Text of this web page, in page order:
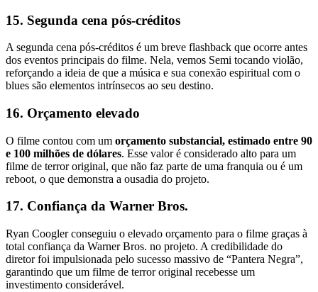
15. Segunda cena pós-créditos
A segunda cena pós-créditos é um breve flashback que ocorre antes
dos eventos principais do filme. Nela, vemos Semi tocando violão,
reforçando a ideia de que a música e sua conexão espiritual com o
blues são elementos intrínsecos ao seu destino.
16. Orçamento elevado
O filme contou com um orçamento substancial, estimado entre 90
e 100 milhões de dólares. Esse valor é considerado alto para um
filme de terror original, que não faz parte de uma franquia ou é um
reboot, o que demonstra a ousadia do projeto.
17. Confiança da Warner Bros.
Ryan Coogler conseguiu o elevado orçamento para o filme graças à
total confiança da Warner Bros. no projeto. A credibilidade do
diretor foi impulsionada pelo sucesso massivo de “Pantera Negra”,
garantindo que um filme de terror original recebesse um
investimento considerável.